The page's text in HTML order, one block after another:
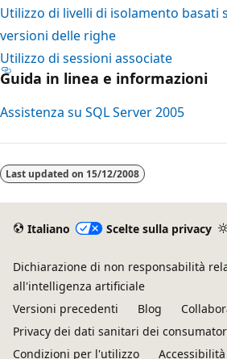
Utilizzo di livelli di isolamento basati
versioni delle righe
Utilizzo di sessioni associate
Guida in linea e informazioni
Assistenza su SQL Server 2005
Last updated on 15/12/2008
Italiano Scelte sulla privacy
Dichiarazione di non responsabilità
all'intelligenza artificiale
Versioni precedenti
Blog
Privacy dei dati sanitari dei
Condizioni per l'utilizzo
Accessibilità